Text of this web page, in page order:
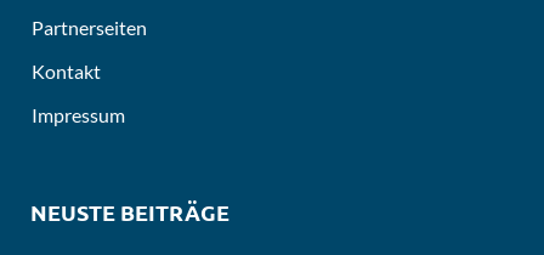
Partnerseiten
Kontakt
Impressum
NEUSTE BEITRÄGE